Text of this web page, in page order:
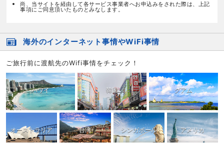
尚、当サイトを経由して各サービス事業者へお申込みをされた際は、上記
事項にご同意頂いたものとみなします。
海外のインターネット事情やWiFi事情
ご旅行前に渡航先のWifi事情をチェック！
ハワイ 韓国 グアム
オーストラリア 台湾 シンガポール アメリカ